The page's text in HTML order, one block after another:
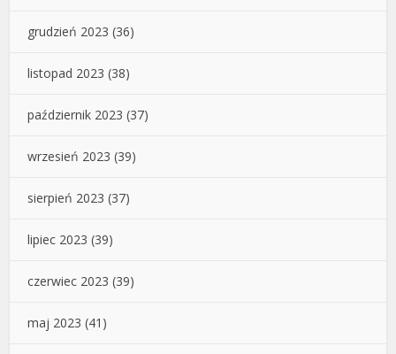
grudzień 2023 (36)
listopad 2023 (38)
październik 2023 (37)
wrzesień 2023 (39)
sierpień 2023 (37)
lipiec 2023 (39)
czerwiec 2023 (39)
maj 2023 (41)